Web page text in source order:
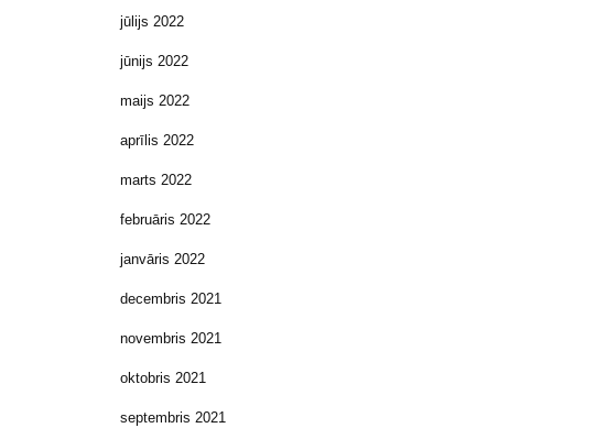
jūlijs 2022
jūnijs 2022
maijs 2022
aprīlis 2022
marts 2022
februāris 2022
janvāris 2022
decembris 2021
novembris 2021
oktobris 2021
septembris 2021